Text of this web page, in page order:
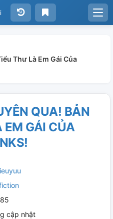
Thư Là Em Gái Của
QUA! BẢN
GÁI CỦA
cập nhật